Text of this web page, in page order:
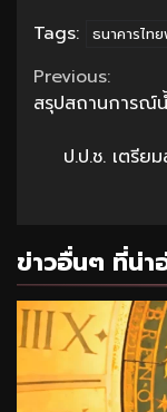
Tags: ธนาคารไท
Continue
Reading
Previous:
สรุปสถานการณ์
ป.ป.ช. เตรีย
ข่าวอื่นๆ ที่น่า